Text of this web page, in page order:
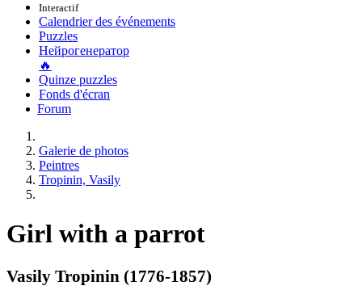
Interactif
Calendrier des événements
Puzzles
Нейрогенератор
🔥
Quinze puzzles
Fonds d'écran
Forum
Galerie de photos
Peintres
Tropinin, Vasily
Girl with a parrot
Vasily Tropinin (1776-1857)